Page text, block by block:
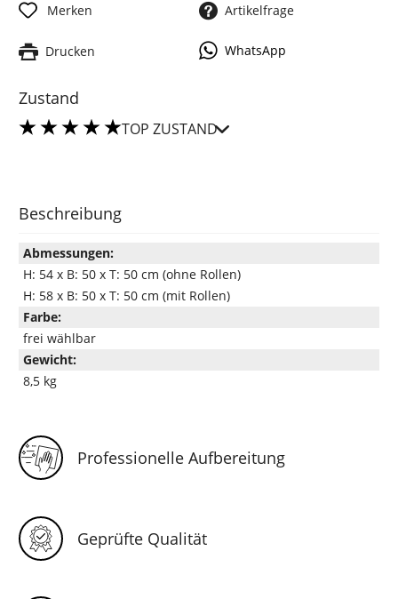
Merken Artikelfrage
Drucken WhatsApp
Zustand
TOP ZUSTAND
Beschreibung
Abmessungen:
H: 54 x B: 50 x T: 50 cm (ohne Rollen)
H: 58 x B: 50 x T: 50 cm (mit Rollen)
Farbe:
frei wählbar
Gewicht:
8,5 kg
Professionelle Aufbereitung
Geprüfte Qualität